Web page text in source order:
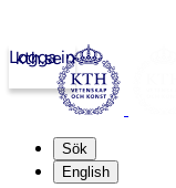
kth.se
Logga in
Sök
English